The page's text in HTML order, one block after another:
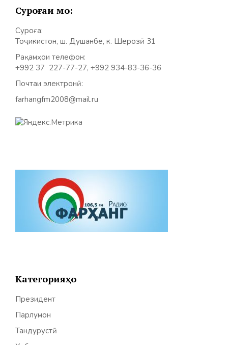
Суроғаи мо:
Суроға:
Тоҷикистон, ш. Душанбе, к. Шерозӣ 31
Рақамҳои телефон:
+992 37 227-77-27, +992 934-83-36-36
Почтаи электронӣ:
farhangfm2008@mail.ru
Категорияҳо
Президент
Парлумон
Тандурустӣ